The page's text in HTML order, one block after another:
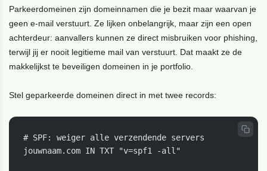
Parkeerdomeinen zijn domeinnamen die je bezit maar waarvan je
geen e-mail verstuurt. Ze lijken onbelangrijk, maar zijn een open
achterdeur: aanvallers kunnen ze direct misbruiken voor phishing,
terwijl jij er nooit legitieme mail van verstuurt. Dat maakt ze de
makkelijkst te beveiligen domeinen in je portfolio.
Stel geparkeerde domeinen direct in met twee records:
# SPF: weiger alle verzendende servers
jouwnaam.com IN TXT "v=spf1 -all"